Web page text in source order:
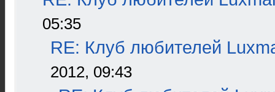
05:35
RE: Клуб любителей
2012, 09:43